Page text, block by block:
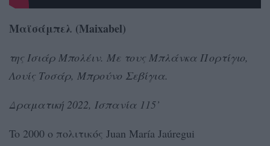
Μαϊσάμπελ (Maixabel)
της Ισιάρ Μπολέιν. Με τους Μπλάνκα Πορτίγιο,
Λουίς Τοσάρ, Μπρούνο Σεβίγια.
Δραματική 2022, Ισπανία 115’
To 2000 o πολιτικός Juan María Jaúregui